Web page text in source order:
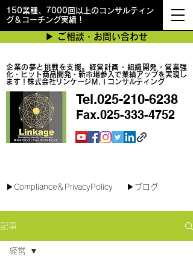
150業種、7000回以上のコンサルティン
グ＆コーチング実績！
企業の夢と挑戦を支援。経営計画・組織開発・営業強
化・ヒット商品開発・新市場参入で業績アップを実現し
ます！株式会社リンケージＭ.Ｉコンサルティング
▶︎ ご相談・お問い合わせ
Tel.025-210-6238
Fax.025-333-4752
▶︎Compliance＆PrivacyPolicy ▶︎ブログ
記事
経営